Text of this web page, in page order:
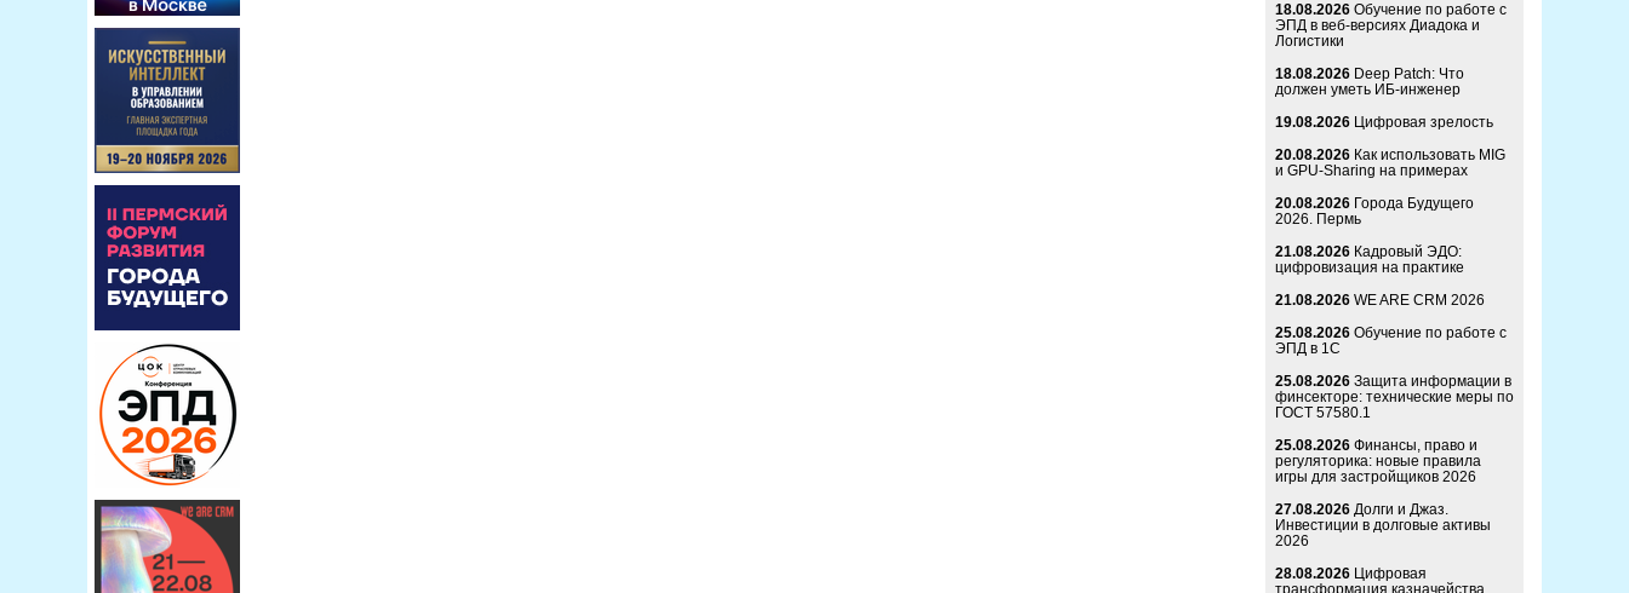
18.08.2026 Обучение по работе с
ЭПД в веб-версиях Диадока и
Логистики
18.08.2026 Deep Patch: Что
должен уметь ИБ-инженер
19.08.2026 Цифровая зрелость
20.08.2026 Как использовать MIG
и GPU-Sharing на примерах
20.08.2026 Города Будущего
2026. Пермь
21.08.2026 Кадровый ЭДО:
цифровизация на практике
21.08.2026 WE ARE CRM 2026
25.08.2026 Обучение по работе с
ЭПД в 1С
25.08.2026 Защита информации в
финсекторе: технические меры по
ГОСТ 57580.1
25.08.2026 Финансы, право и
регуляторика: новые правила
игры для застройщиков 2026
27.08.2026 Долги и Джаз.
Инвестиции в долговые активы
2026
28.08.2026 Цифровая